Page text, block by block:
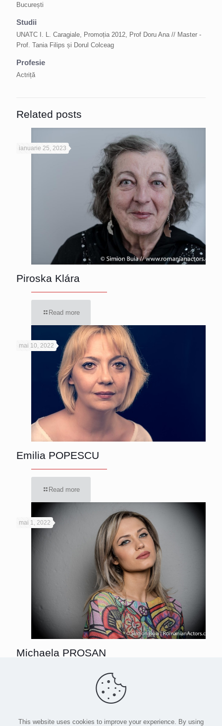
București
Studii
UNATC I. L. Caragiale, Promoția 2012, Prof Doru Ana // Master -
Prof. Tania Filips și Dorul Colceag
Profesie
Actriță
Related posts
ianuarie 25, 2023
Piroska Klára
Read more
mai 10, 2022
Emilia POPESCU
Read more
mai 1, 2022
Michaela PROSAN
This website uses cookies to improve your experience. By using